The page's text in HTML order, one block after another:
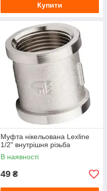
Купити
Муфта нікельована Lexline
1/2" внутрішня різьба
В наявності
49 ₴